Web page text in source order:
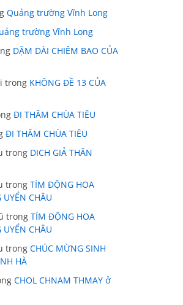
Quảng trường Vĩnh Long
trường Vĩnh Long
DẶM DÀI CHIÊM BAO CỦA
trong KHÔNG ĐỀ 13 CỦA
ĐI THĂM CHÙA TIÊU
ĐI THĂM CHÙA TIÊU
trong DICH GIẢ THÂN
trong TÍM ĐỘNG HOA
UYỂN CHÂU
trong TÍM ĐỘNG HOA
UYỂN CHÂU
trong CHÚC MỪNG SINH
HÀ
CHOL CHNAM THMAY ở